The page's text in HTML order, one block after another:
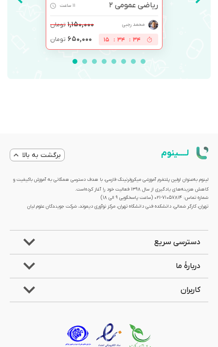
ریاضی عمومی 2 11 ساعت
محمد رجبی ۱,۱۵۰,۰۰۰ تومان
33
:
34
:
15 ۶۵۰,۰۰۰ تومان
لــــینوم برگشت به بالا
لینوم به‌عنوان اولین پلتفرم آموزشی میکرولرنینگ فارسی، با هدف دسترسی همگانی به آموزش باکیفیت و
کاهش هزینه‌های یادگیری از سال 1398 فعالیت خود را آغاز کرده‌است.
شماره تماس: 71057814-021 (ساعت پاسخگویی ۹ الی ۱۸)
تهران، کارگر شمالی، دانشکده فنی دانشگاه تهران، مرکز نوآوری دیموند، شرکت جویندگان علوم لیان
دسترسی سریع
دربارۀ ما
کاربران